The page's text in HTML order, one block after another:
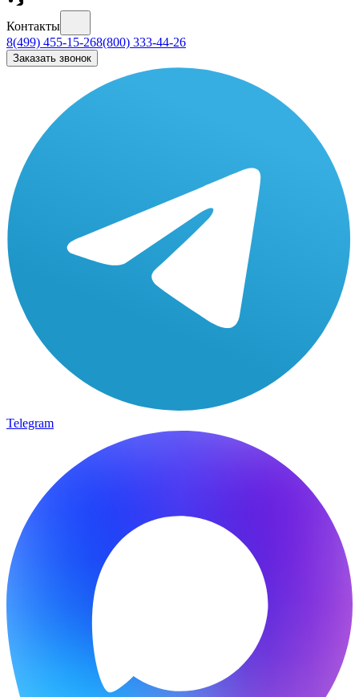
Контакты
8(499) 455-15-268(800) 333-44-26
Заказать звонок
Telegram